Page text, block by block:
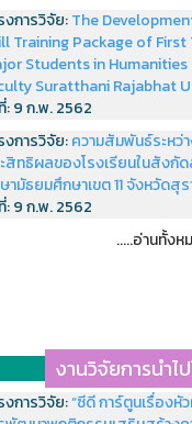
งการวิจัย:The
Training Package of First
Students in Humanities
Suratthani Rajabhat
:9 ก.พ. 2562
งการวิจัย:ความสัมพันธ์ระหว่
สิทธิผลของโรงเรียนในสังกั
ามัธยมศึกษาเขต 11 จังหวัดสุ
:9 ก.พ. 2562
.....อ่านทั้งห
งานวิจัยการนำไ
งการวิจัย:“ซีดี การ์ตูนเรื่องหั